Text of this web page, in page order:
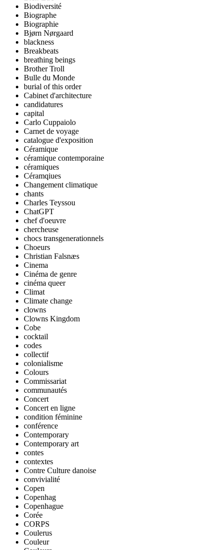
Biodiversité
Biographe
Biographie
Bjørn Nørgaard
blackness
Breakbeats
breathing beings
Brother Troll
Bulle du Monde
burial of this order
Cabinet d'architecture
candidatures
capital
Carlo Cuppaiolo
Carnet de voyage
catalogue d'exposition
Céramique
céramique contemporaine
céramiques
Céramqiues
Changement climatique
chants
Charles Teyssou
ChatGPT
chef d'oeuvre
chercheuse
chocs transgenerationnels
Choeurs
Christian Falsnæs
Cinema
Cinéma de genre
cinéma queer
Climat
Climate change
clowns
Clowns Kingdom
Cobe
cocktail
codes
collectif
colonialisme
Colours
Commissariat
communautés
Concert
Concert en ligne
condition féminine
conférence
Contemporary
Contemporary art
contes
contextes
Contre Culture danoise
convivialité
Copen
Copenhag
Copenhague
Corée
CORPS
Coulerus
Couleur